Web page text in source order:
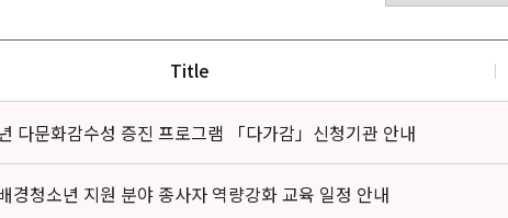
Title
다문화감수성 증진 프로그램 「다가감」신청기관 안내
경청소년 지원 분야 종사자 역량강화 교육 일정 안내